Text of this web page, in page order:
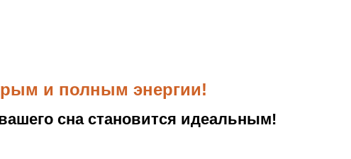
и полным энергии!
сна становится идеальным!